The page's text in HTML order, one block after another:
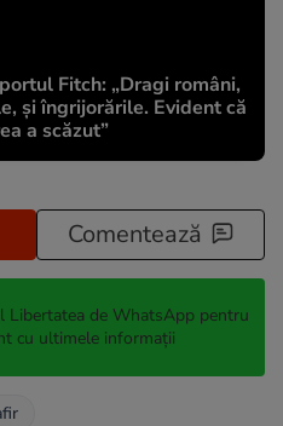
Fitch: „Dragi români,
și îngrijorările. Evident că
a scăzut”
Comentează
Libertatea de WhatsApp pentru
cu ultimele informații